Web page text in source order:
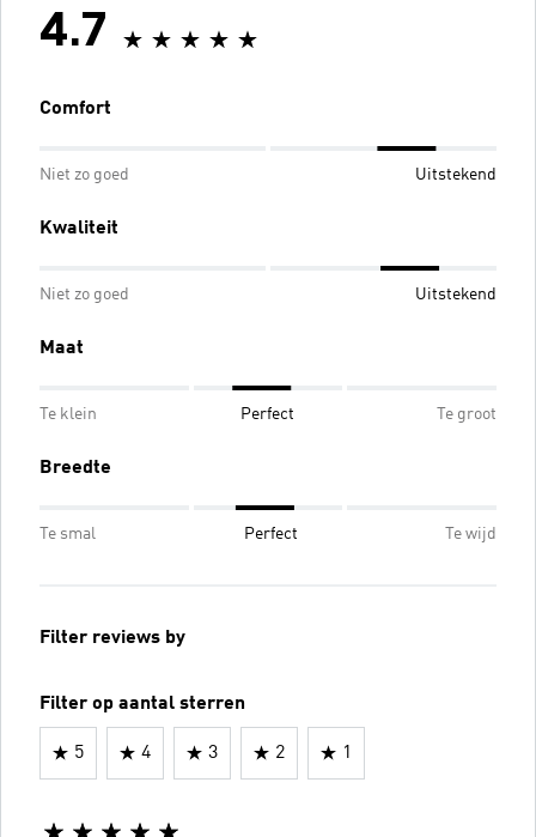
4.7
Comfort
Niet zo goed Uitstekend
Kwaliteit
Niet zo goed Uitstekend
Maat
Te klein Perfect Te groot
Breedte
Te smal Perfect Te wijd
Filter reviews by
Filter op aantal sterren
5 4 3 2 1